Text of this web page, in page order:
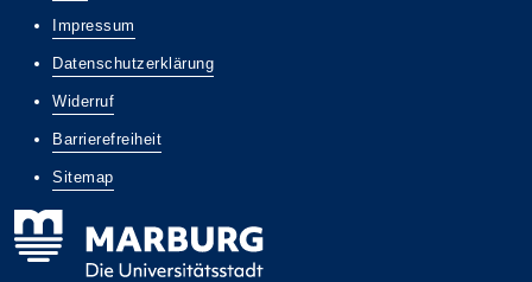
Impressum
Datenschutzerklärung
Widerruf
Barrierefreiheit
Sitemap